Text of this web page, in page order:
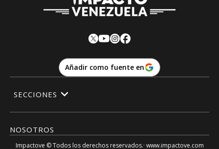
Añadir como fuente en
NOSOTROS
SECCIONES
Impactove © Todos los derechos reservados.· www.impactove.com